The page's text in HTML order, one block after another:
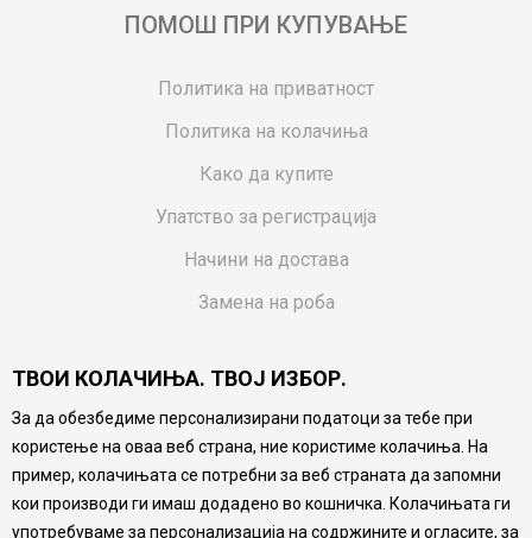
ПОМОШ ПРИ КУПУВАЊЕ
Политика на приватност
Политика на колачиња
Како да купите
Упатство за регистрација
Начини на достава
Замена на роба
Ваучери
Product Finder
FAQs
Настојуваме да бидеме што попрецизни во описот на
ТВОИ КОЛАЧИЊА. ТВОЈ ИЗБОР.
За да обезбедиме персонализирани податоци за тебе при
користење на оваа веб страна, ние користиме колачиња. На
пример, колачињата се потребни за веб страната да запомни
кои производи ги имаш додадено во кошничка. Колачињата ги
употребуваме за персонализација на содржините и огласите, за